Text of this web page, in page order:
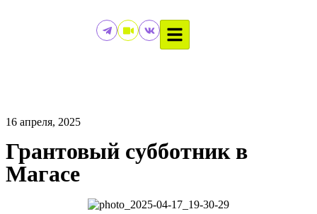
16 апреля, 2025
Грантовый субботник в
Магасе